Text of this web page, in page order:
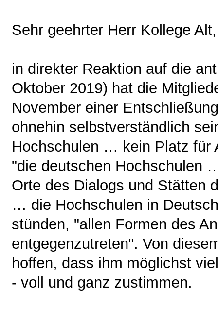
Sehr geehrter Herr Kollege Alt,
in direkter Reaktion auf die
Oktober 2019) hat die
November einer
ohnehin selbstverständlich
Hochschulen … kein Platz für
"die deutschen Hochschulen
Orte des Dialogs und Stätten
… die Hochschulen in
stünden, "allen Formen des
entgegenzutreten". Von
hoffen, dass ihm möglichst
- voll und ganz zustimmen.